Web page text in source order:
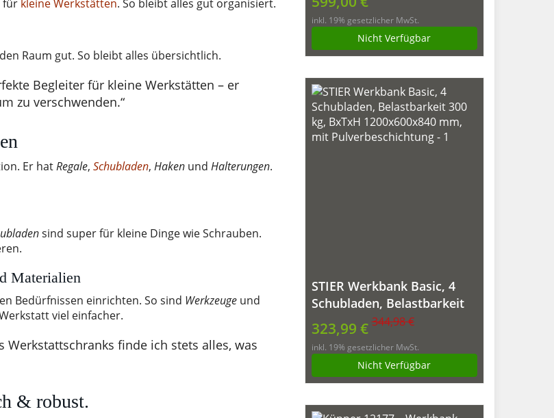
für kleine Werkstätten. So bleibt alles gut organisiert.
Raum gut. So bleibt alles übersichtlich.
Begleiter für kleine Werkstätten – er
zu verschwenden.“
Er hatRegale, Schubladen, Haken und Halterungen.
sind super für kleine Dinge wie Schrauben.
Materialien
Bedürfnissen einrichten. So sind Werkzeuge und
viel einfacher.
Werkstattschranks finde ich stets alles, was
& robust.
inkl. 19% gesetzlicher MwSt.
Nicht Verfügbar
STIER Werkbank Basic, 4
Schubladen, Belastbarkeit
300 kg, BxTxH
1200x600x840 mm, mit
Pulverbeschichtung
323,99 €344,98 €
inkl. 19% gesetzlicher MwSt.
Nicht Verfügbar